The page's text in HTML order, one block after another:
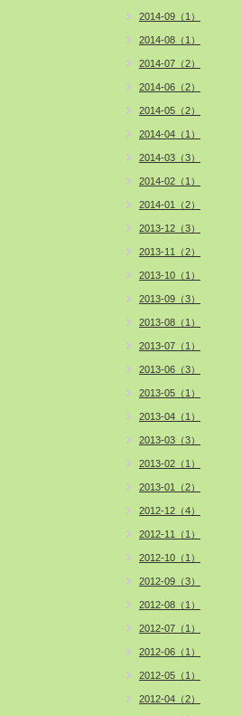
2014-09（1）
2014-08（1）
2014-07（2）
2014-06（2）
2014-05（2）
2014-04（1）
2014-03（3）
2014-02（1）
2014-01（2）
2013-12（3）
2013-11（2）
2013-10（1）
2013-09（3）
2013-08（1）
2013-07（1）
2013-06（3）
2013-05（1）
2013-04（1）
2013-03（3）
2013-02（1）
2013-01（2）
2012-12（4）
2012-11（1）
2012-10（1）
2012-09（3）
2012-08（1）
2012-07（1）
2012-06（1）
2012-05（1）
2012-04（2）